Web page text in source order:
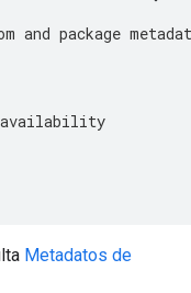
and package
Metadatos de